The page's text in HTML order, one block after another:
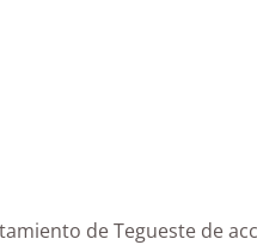
de Tegueste